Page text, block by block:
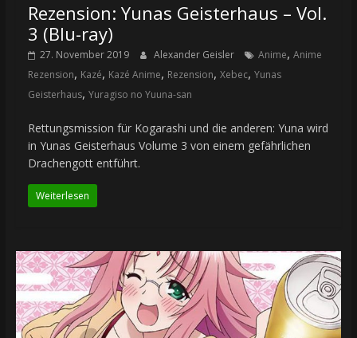
Rezension: Yunas Geisterhaus – Vol.
3 (Blu-ray)
27. November 2019 Alexander Geisler Anime, Anime
Rezension, Kazé, Kazé Anime, Rezension, Xebec, Yunas
Geisterhaus, Yuragiso no Yuuna-san
Rettungsmission für Kogarashi und die anderen: Yuna wird
in Yunas Geisterhaus Volume 3 von einem gefährlichen
Drachengott entführt.
Weiterlesen